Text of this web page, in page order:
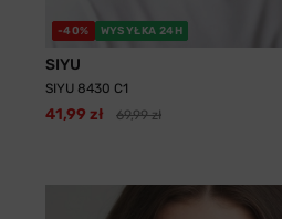
-40% WYSYŁKA 24H
SIYU
SIYU 8430 C1
41,99 zł 69,99 zł